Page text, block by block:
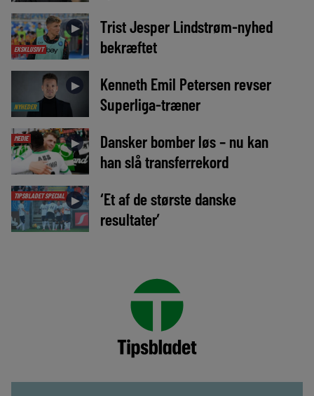
EKSKLUSIVT
►
Trist Jesper Lindstrøm-nyhed
bekræftet
NYHEDER
►
Kenneth Emil Petersen revser
Superliga-træner
MEDIE ►
Dansker bomber løs – nu kan
han slå transferrekord
TIPSBLADET SPECIAL ►
‘Et af de største danske
resultater’